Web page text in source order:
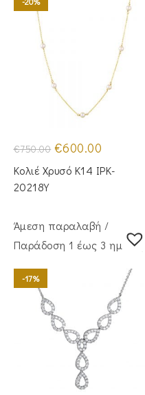
€750.00 Original
price
was:
€750.00.
€600.00
τιμή
είναι:
Κολιέ Χρυσό Κ14 IPK-
20218Y
Άμεση παραλαβή /
Παράδoση 1 έως 3 ημέρες
-17%